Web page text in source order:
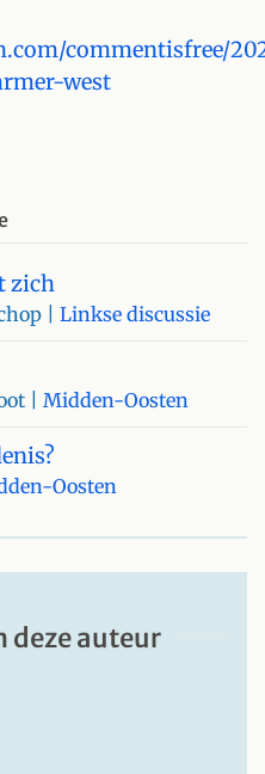
commentisfree/
west
zich
| Linkse discussie
| Midden-Oosten
Oosten
deze auteur